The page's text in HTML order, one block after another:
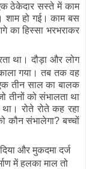
ठेकेदार सस्ते में काम
शाम हो गई। काम बस
का हिस्सा भरभराकर
था। दौड़ा और लोग
गया। तब तक वह
तीन साल का बालक
तीनों को संभालता था
रोते रोते कह रहा
कौन संभालेगा? बच्चों
और मुकदमा दर्ज
में हलका माल तो